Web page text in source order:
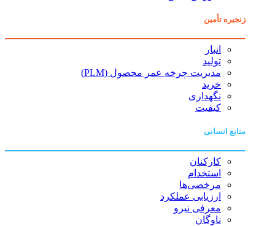
زنجیره تأمین
انبار
تولید
مدیریت چرخه عمر محصول (PLM)
خرید
نگهداری
کیفیت
منابع انسانی
کارکنان
استخدام
مرخصی‌ها
ارزیابی عملکرد
معرفی نیرو
ناوگان